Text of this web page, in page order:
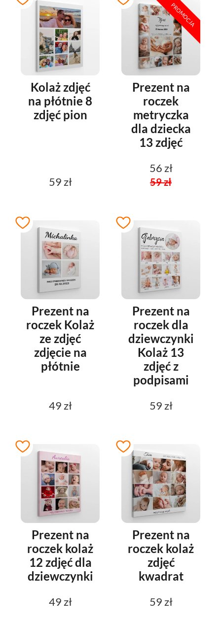
Kolaż zdjęć
na płótnie 8
zdjęć pion
59 zł
PROMOCJA
Prezent na
roczek
metryczka
dla dziecka
13 zdjęć
56 zł
59 zł
Prezent na
roczek Kolaż
ze zdjęć
zdjęcie na
płótnie
49 zł
Prezent na
roczek dla
dziewczynki
Kolaż 13
zdjęć z
podpisami
59 zł
Prezent na
roczek kolaż
12 zdjęć dla
dziewczynki
49 zł
Prezent na
roczek kolaż
zdjęć
kwadrat
59 zł